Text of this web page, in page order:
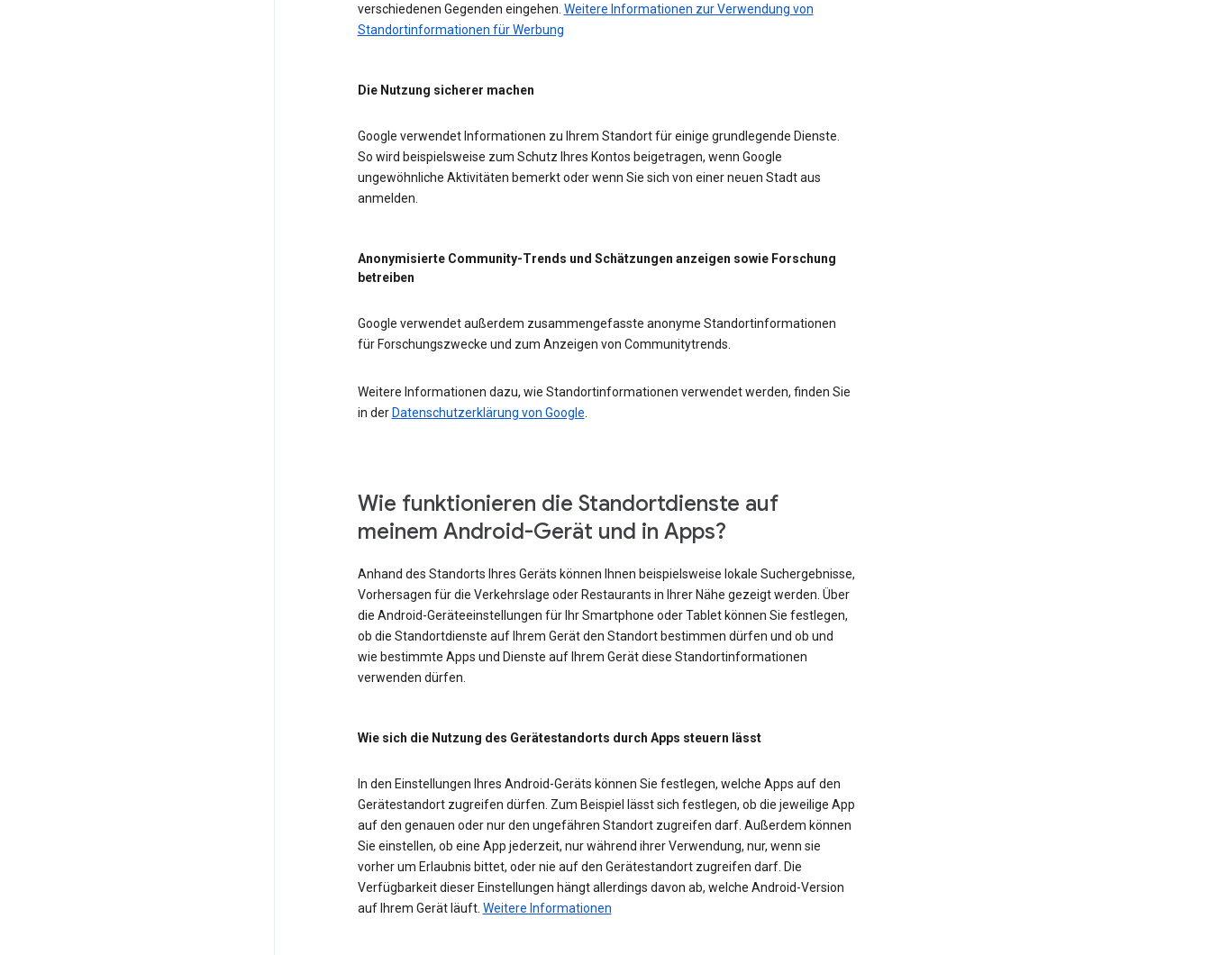
verschiedenen Gegenden eingehen. Weitere Informationen zur Verwendung von
Standortinformationen für Werbung
Die Nutzung sicherer machen
Google verwendet Informationen zu Ihrem Standort für einige grundlegende Dienste.
So wird beispielsweise zum Schutz Ihres Kontos beigetragen, wenn Google
ungewöhnliche Aktivitäten bemerkt oder wenn Sie sich von einer neuen Stadt aus
anmelden.
Anonymisierte Community-Trends und Schätzungen anzeigen sowie Forschung
betreiben
Google verwendet außerdem zusammengefasste anonyme Standortinformationen
für Forschungszwecke und zum Anzeigen von Communitytrends.
Weitere Informationen dazu, wie Standortinformationen verwendet werden, finden Sie
in der Datenschutzerklärung von Google
Wie funktionieren die Standortdienste auf
meinem Android-Gerät und in Apps?
Anhand des Standorts Ihres Geräts können Ihnen beispielsweise lokale Suchergebnisse,
Vorhersagen für die Verkehrslage oder Restaurants in Ihrer Nähe gezeigt werden. Über
die Android-Geräteeinstellungen für Ihr Smartphone oder Tablet können Sie festlegen,
ob die Standortdienste auf Ihrem Gerät den Standort bestimmen dürfen und ob und
wie bestimmte Apps und Dienste auf Ihrem Gerät diese Standortinformationen
verwenden dürfen.
Wie sich die Nutzung des Gerätestandorts durch Apps steuern lässt
In den Einstellungen Ihres Android-Geräts können Sie festlegen, welche Apps auf den
Gerätestandort zugreifen dürfen. Zum Beispiel lässt sich festlegen, ob die jeweilige App
auf den genauen oder nur den ungefähren Standort zugreifen darf. Außerdem können
Sie einstellen, ob eine App jederzeit, nur während ihrer Verwendung, nur, wenn sie
vorher um Erlaubnis bittet, oder nie auf den Gerätestandort zugreifen darf. Die
Verfügbarkeit dieser Einstellungen hängt allerdings davon ab, welche Android-Version
auf Ihrem Gerät läuft. Weitere Informationen